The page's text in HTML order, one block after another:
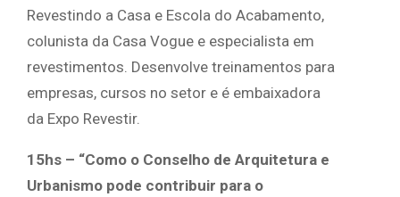
Revestindo a Casa e Escola do Acabamento,
colunista da Casa Vogue e especialista em
revestimentos. Desenvolve treinamentos para
empresas, cursos no setor e é embaixadora
da Expo Revestir.
15hs – “Como o Conselho de Arquitetura e
Urbanismo pode contribuir para o